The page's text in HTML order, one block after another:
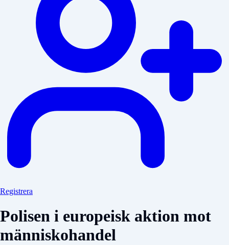
Registrera
Polisen i europeisk aktion mot
människohandel